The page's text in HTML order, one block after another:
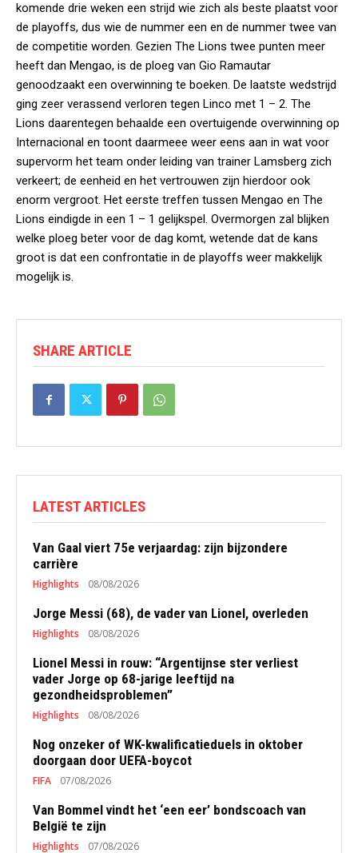
komende drie weken een strijd wie zich als beste plaatst voor
de playoffs, dus wie de nummer een en de nummer twee van
de competitie worden. Gezien The Lions twee punten meer
heeft dan Mengao, is de ploeg van Gio Ramautar
genoodzaakt een overwinning te boeken. De laatste wedstrijd
ging zeer verassend verloren tegen Linco met 1 – 2. The
Lions daarentegen behaalde een overtuigende overwinning op
Internacional en toont daarmeee weer eens aan in wat voor
supervorm het team onder leiding van trainer Lamsberg zich
verkeert; de eenheid en het vertrouwen zijn hierdoor ook
enorm vergroot. Het eerste treffen tussen Mengao en The
Lions eindigde in een 1 – 1 gelijkspel. Overmorgen zal blijken
welke ploeg beter voor de dag komt, wetende dat de kans
groot is dat een confrontatie in de playoffs weer makkelijk
mogelijk is.
SHARE ARTICLE
LATEST ARTICLES
Van Gaal viert 75e verjaardag: zijn bijzondere
carrière
Highlights 08/08/2026
Jorge Messi (68), de vader van Lionel, overleden
Highlights 08/08/2026
Lionel Messi in rouw: “Argentijnse ster verliest
vader Jorge op 68-jarige leeftijd na
gezondheidsproblemen”
Highlights 08/08/2026
Nog onzeker of WK-kwalificatieduels in oktober
doorgaan door UEFA-boycot
FIFA 07/08/2026
Van Bommel vindt het ‘een eer’ bondscoach van
België te zijn
Highlights 07/08/2026